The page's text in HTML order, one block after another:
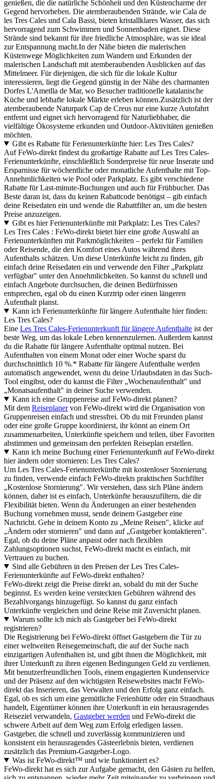
genießen, die die natürliche Schönheit und den Küstencharme der
Gegend hervorheben. Die atemberaubenden Strände, wie Cala de
les Tres Cales und Cala Bassi, bieten kristallklares Wasser, das sich
hervorragend zum Schwimmen und Sonnenbaden eignet. Diese
Strände sind bekannt für ihre friedliche Atmosphäre, was sie ideal
zur Entspannung macht.In der Nähe bieten die malerischen
Küstenwege Möglichkeiten zum Wandern und Erkunden der
malerischen Landschaft mit atemberaubenden Ausblicken auf das
Mittelmeer. Für diejenigen, die sich für die lokale Kultur
interessieren, liegt die Gegend günstig in der Nähe des charmanten
Dorfes L'Ametlla de Mar, wo Besucher traditionelle katalanische
Küche und lebhafte lokale Märkte erleben können.Zusätzlich ist der
atemberaubende Naturpark Cap de Creus nur eine kurze Autofahrt
entfernt und eignet sich hervorragend für Naturliebhaber, die
vielfältige Ökosysteme erkunden und Outdoor-Aktivitäten genießen
möchten.
Gibt es Rabatte für Ferienunterkünfte hier: Les Tres Cales?
Auf FeWo-direkt findest du großartige Rabatte auf Les Tres Cales-
Ferienunterkünfte, einschließlich Sonderpreise für neue Inserate und
Ersparnisse für wöchentliche oder monatliche Aufenthalte mit Top-
Annehmlichkeiten wie Pool oder Parkplatz. Es gibt verschiedene
Rabatte für Last-minute-Buchungen und auch für Frühbucher. Das
Beste daran ist, dass du keinen Rabattcode benötigst – gib einfach
deine Reisedaten ein und wende die Rabattfilter an, um die besten
Preise anzuzeigen.
Gibt es hier Ferienunterkünfte mit Parkplatz: Les Tres Cales?
Les Tres Cales : FeWo-direkt bietet hier eine große Auswahl an
Ferienunterkünften mit Parkmöglichkeiten – perfekt für Familien
oder Reisende, die den Komfort eines Autos während ihres
Aufenthalts schätzen. Um diese Unterkünfte leicht zu finden, gib
einfach deine Reisedaten ein und verwende den Filter „Parkplatz
verfügbar" unter den Annehmlichkeiten. So kannst du schnell und
einfach Angebote durchsuchen, die deinen Bedürfnissen
entsprechen, egal ob du einen Kurztrip oder einen längeren
Aufenthalt planst.
Kann ich Ferienunterkünfte für längere Aufenthalte hier finden:
Les Tres Cales?
Eine Les Tres Cales-Ferienunterkunft für längere Aufenthalte ist der
beste Weg, um das lokale Leben kennenzulernen. Außerdem kannst
du die Rabatte für längere Aufenthalte optimal nutzen. Bei
Aufenthalten von einem Monat oder einer Woche sparst du
durchschnittlich 10 %.* Rabatte für längere Aufenthalte werden
automatisch angewendet, wenn du deine Urlaubsdaten in das Such-
Tool eingibst, oder du kannst die Filter „Wochenaufenthalt" und
„Monatsaufenthalt" in deiner Suche verwenden.
Kann ich eine Gruppenreise auf FeWo-direkt planen?
Mit dem Reiseplanervon FeWo-direkt wird die Organisation von
Gruppenreisen einfach und stressfrei. Ob du mit Freunden planst
oder eine große Gruppe koordinierst, ihr könnt an einem Ort
zusammenarbeiten, Unterkünfte speichern und teilen, über Favoriten
abstimmen und gemeinsam den perfekten Reiseplan erstellen.
Kann ich meine Buchung einer Ferienunterkunft auf FeWo-direkt
hier ändern oder stornieren: Les Tres Cales?
Um Les Tres Cales-Ferienunterkünfte mit kostenloser Stornierung
zu finden, verwende einfach FeWo-direkts praktischen Suchfilter
„Kostenlose Stornierung". Wir verstehen, dass sich Pläne ändern
können, daher ist es einfach, Unterkünfte herauszufiltern, die dir
Flexibilität bieten. Wenn du Änderungen an einer bestehenden
Buchung vornehmen musst, sende deinem Gastgeber eine
Nachricht. Gehe in deinem Konto zu „Meine Reisen", klicke auf
„Ändern oder stornieren" und dann auf „Gastgeber kontaktieren".
Egal, ob du deine Pläne anpasst oder nach flexiblen
Zahlungsoptionen suchst, FeWo-direkt macht es einfach, mit
Vertrauen zu buchen.
Sind alle Gebühren in den Preisen der Les Tres Cales-
Ferienunterkünfte auf FeWo-direkt enthalten?
FeWo-direkt zeigt die Preise direkt an, sobald du mit der Suche
beginnst. Es werden keine versteckten Gebühren während des
Bezahlvorgangs hinzugefügt. So kannst du ganz einfach
Unterkünfte vergleichen und deine Reise mit Zuversicht planen.
Warum sollte ich mich als Gastgeber bei FeWo-direkt
registrieren?
Die Registrierung bei FeWo-direkt öffnet Gastgebern die Tür zu
einer weltweiten Reisegemeinschaft, die auf der Suche nach
einzigartigen Aufenthalten ist, und gibt ihnen die Möglichkeit, mit
ihrer Unterkunft zu ihren eigenen Bedingungen Geld zu verdienen.
Mit benutzerfreundlichen Tools, einem engagierten Kundenservice
und der Präsenz auf den wichtigsten Reisewebsites macht FeWo-
direkt das Inserieren, das Verwalten und den Erfolg ganz einfach.
Egal, ob es sich um eine gemütliche Ferienhütte oder ein Strandhaus
handelt, Eigentümer können ihre Unterkunft in ein herausragendes
Reiseziel verwandeln, Gastgeber werden und FeWo-direkt die
schwere Arbeit auf dem Weg zum Erfolg erledigen lassen.
Gastgeber, die schnell und zuverlässig kommunizieren und
konsistent ein herausragendes Gästeerlebnis bieten, verdienen
zusätzlich das Premium-Gastgeber-Logo.
Was ist FeWo-direkt™ und wie funktioniert es?
FeWo-direkt hat es sich zur Aufgabe gemacht, den Gästen zu helfen,